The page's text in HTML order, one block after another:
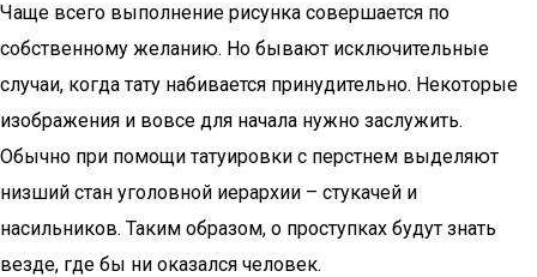
Чаще всего выполнение рисунка совершается по
собственному желанию. Но бывают исключительные
случаи, когда тату набивается принудительно. Некоторые
изображения и вовсе для начала нужно заслужить.
Обычно при помощи татуировки с перстнем выделяют
низший стан уголовной иерархии – стукачей и
насильников. Таким образом, о проступках будут знать
везде, где бы ни оказался человек.